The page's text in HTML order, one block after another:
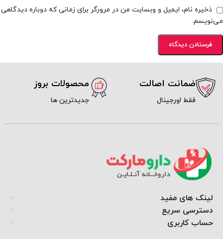
ذخیره نام، ایمیل و وبسایت من در مرورگر برای زمانی که دوباره دیدگاهی
می‌نویسم.
ضمانت اصالت
فقط اورجینال
محصولات بروز
جدیدترین ها
لینک های مفید
دسترسی سریع
حساب کاربری